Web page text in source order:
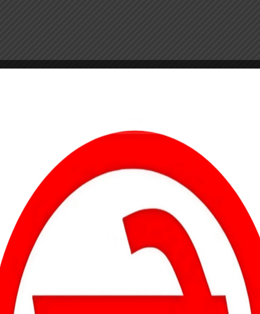
आई। सैन मोहल्ला में रहने वाले नंदलाल ने आपसी विवाद के दौरान अपनी